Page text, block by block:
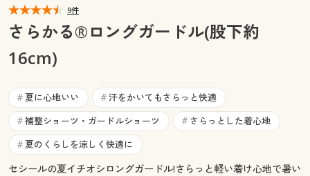
マイページ
閲覧履歴
お気に入り
サポート
ご利用ガイド
閲覧履歴
ご利用ガイド
よくある質問とお問い合わせ
9件
さらかる®ロングガードル(股下約
16cm)
# 夏に心地いい # 汗をかいてもさらっと快適
# 補整ショーツ・ガードルショーツ # さらっとした着心地
# 夏のくらしを涼しく快適に
セシールの夏イチオシロングガードル!さらっと軽い着け心地で暑い